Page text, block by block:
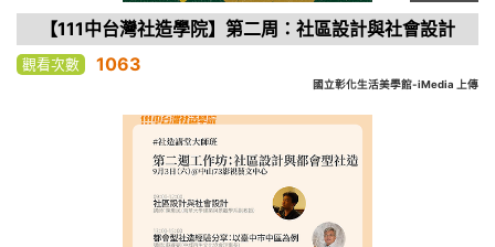
【111中台灣社造學院】第二周：社區設計與社會設計
觀看次數 1063
國立彰化生活美學館-iMedia 上傳